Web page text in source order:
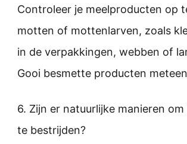
Controleer je meelproducten op
motten of mottenlarven, zoals
in de verpakkingen, webben of
Gooi besmette producten
6. Zijn er natuurlijke manieren
te bestrijden?